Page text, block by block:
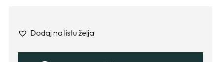
Dodaj na listu želja